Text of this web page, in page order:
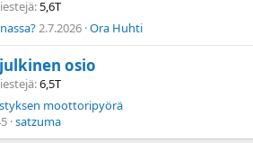
5,6T
2.7.2026 Ora Huhti
osio
6,5T
moottoripyörä
satzuma